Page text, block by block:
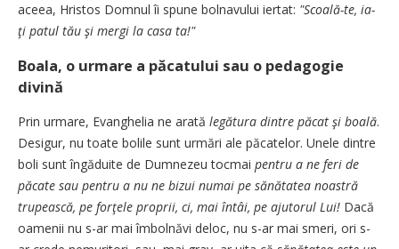
aceea, Hristos Domnul îi spune bolnavului iertat: "Scoală-te, ia-
ţi patul tău şi mergi la casa ta!"
Boala, o urmare a păcatului sau o pedagogie
divină
Prin urmare, Evanghelia ne arată legătura dintre păcat şi boală.
Desigur, nu toate bolile sunt urmări ale păcatelor. Unele dintre
boli sunt îngăduite de Dumnezeu tocmai pentru a ne feri de
păcate sau pentru a nu ne bizui numai pe sănătatea noastră
trupească, pe forţele proprii, ci, mai întâi, pe ajutorul Lui! Dacă
oamenii nu s-ar mai îmbolnăvi deloc, nu s-ar mai smeri, ori s-